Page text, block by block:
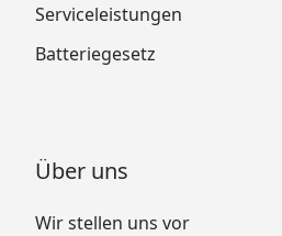
Serviceleistungen
Batteriegesetz
Über uns
Wir stellen uns vor